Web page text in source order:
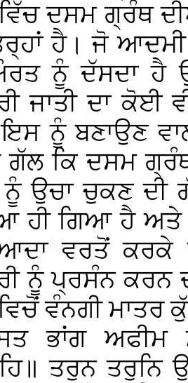
ਦਸਮ ਗ੍ਰੰਥ
ਹੈ। ਜੋ
ਨੂੰ ਦੱਸਦਾ ਹੈ
ਜਾਤੀ ਦਾ ਕੋਈ
ਨੂੰ ਬਣਾਉਣ
ਗੱਲ ਕਿ ਦਸਮ
ਉਚਾ ਚੁਕਣ ਦੀ
ਹੀ ਗਿਆ ਹੈ ਅਤੇ
ਵਰਤੋਂ ਕਰਕੇ
ਨੂੰ ਪ੍ਰਸੰਨ ਕਰਨ
ਵੰਨਗੀ ਮਾਤਰ
ਭਾਂਗ ਅਫੀਮ
ਤਰੁਨ ਤਰੁਨਿ